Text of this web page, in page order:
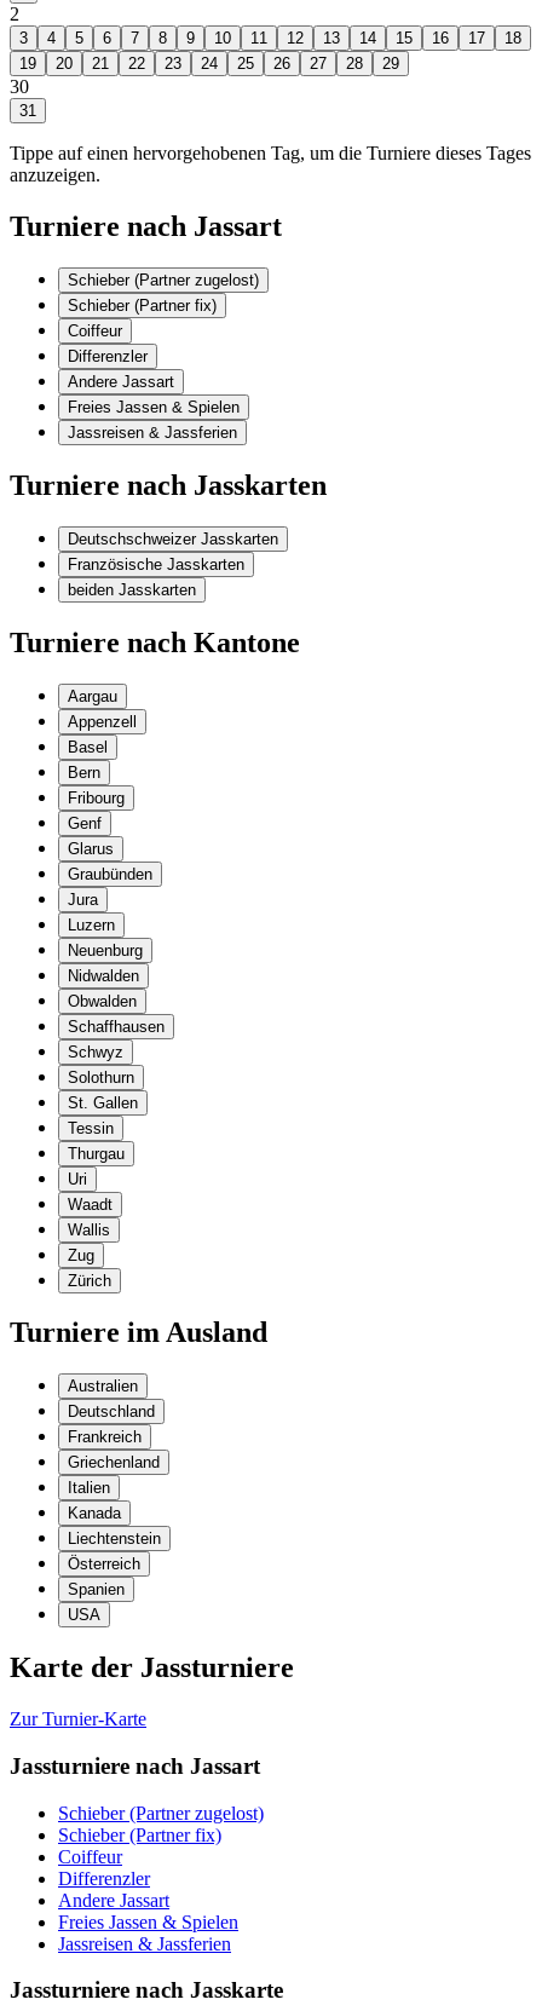
2
3 4 5 6 7 8 9 10 11 12 13 14 15 16 17
18
19
20 21 22 23 24 25 26 27 28 29
30
31
Tippe auf einen hervorgehobenen Tag, um die Turniere dieses Tages
anzuzeigen.
Turniere nach Jassart
Schieber (Partner zugelost)
Schieber (Partner fix)
Coiffeur
Differenzler
Andere Jassart
Freies Jassen & Spielen
Jassreisen & Jassferien
Turniere nach Jasskarten
Deutschschweizer Jasskarten
Französische Jasskarten
beiden Jasskarten
Turniere nach Kantone
Aargau
Appenzell
Basel
Bern
Fribourg
Genf
Glarus
Graubünden
Jura
Luzern
Neuenburg
Nidwalden
Obwalden
Schaffhausen
Schwyz
Solothurn
St. Gallen
Tessin
Thurgau
Uri
Waadt
Wallis
Zug
Zürich
Turniere im Ausland
Australien
Deutschland
Frankreich
Griechenland
Italien
Kanada
Liechtenstein
Österreich
Spanien
USA
Karte der Jassturniere
Zur Turnier-Karte
Jassturniere nach Jassart
Schieber (Partner zugelost)
Schieber (Partner fix)
Coiffeur
Differenzler
Andere Jassart
Freies Jassen & Spielen
Jassreisen & Jassferien
Jassturniere nach Jasskarte